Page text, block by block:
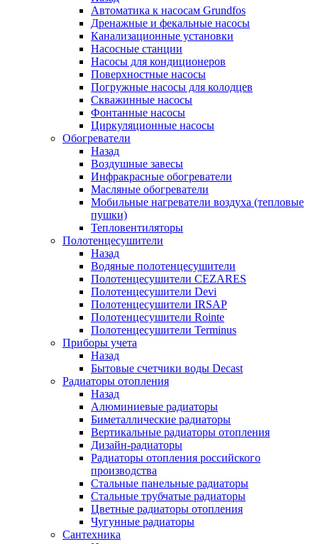
Автоматика к насосам Grundfos
Дренажные и фекальные насосы
Канализационные установки
Насосные станции
Насосы для кондиционеров
Поверхностные насосы
Погружные насосы для колодцев
Скважинные насосы
Фонтанные насосы
Циркуляционные насосы
Обогреватели
Назад
Воздушные завесы
Инфракрасные обогреватели
Масляные обогреватели
Мобильные нагреватели воздуха (тепловые
пушки)
Тепловентиляторы
Полотенцесушители
Назад
Водяные полотенцесушители
Полотенцесушители CEZARES
Полотенцесушители Devi
Полотенцесушители IRSAP
Полотенцесушители Rointe
Полотенцесушители Terminus
Приборы учета
Назад
Бытовые счетчики воды Decast
Радиаторы отопления
Назад
Алюминиевые радиаторы
Биметаллические радиаторы
Вертикальные радиаторы отопления
Дизайн-радиаторы
Радиаторы отопления российского
производства
Стальные панельные радиаторы
Стальные трубчатые радиаторы
Цветные радиаторы отопления
Чугунные радиаторы
Сантехника